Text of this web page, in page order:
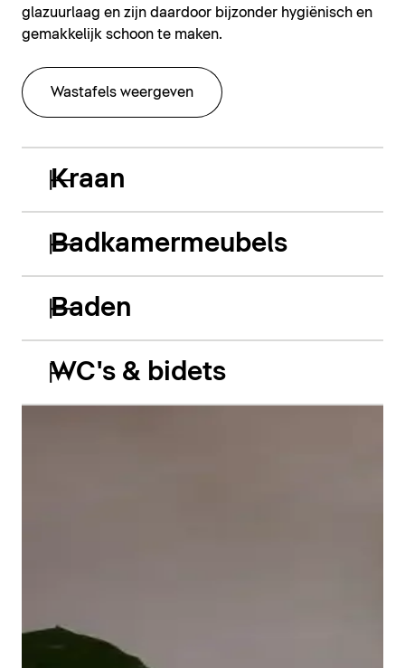
glazuurlaag en zijn daardoor bijzonder hygiënisch en
gemakkelijk schoon te maken.
Wastafels weergeven
Kraan
Badkamermeubels
Baden
De Balcoon acryl inbouwbaden spelen vakkundig in
WC's & bidets